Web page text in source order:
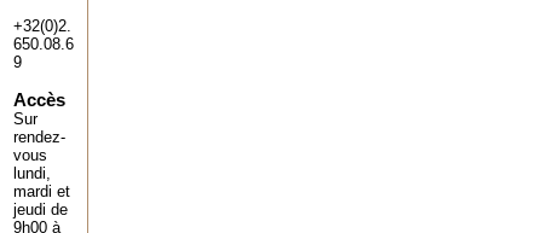
+32(0)2.
650.08.6
9
Accès
Sur
rendez-
vous
lundi,
mardi et
jeudi de
9h00 à